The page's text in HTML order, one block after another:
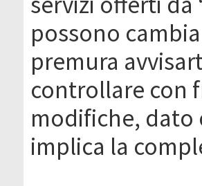
possono
premura
controllare con
modifiche, dato
implica la